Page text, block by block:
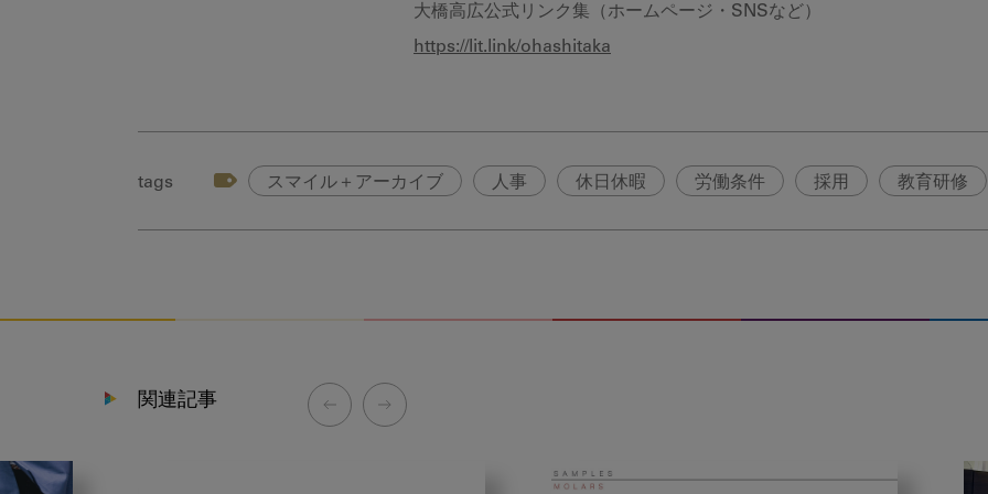
大橋高広公式リンク集（ホームページ・SNSなど）
https://lit.link/ohashitaka
tags スマイル＋アーカイブ 人事 休日休暇 労働条件 採用 教育研修
関連記事